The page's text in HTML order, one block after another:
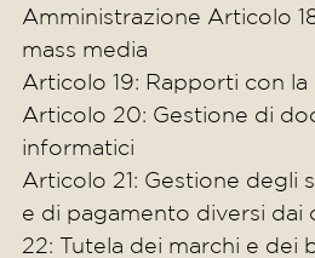
Amministrazione Articolo
mass media
Articolo 19: Rapporti con
Articolo 20: Gestione di
informatici
Articolo 21: Gestione degli
e di pagamento diversi dai
22: Tutela dei marchi e dei